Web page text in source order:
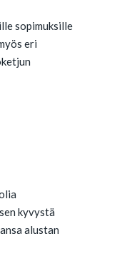
sopimuksille
eri
kyvystä
alustan